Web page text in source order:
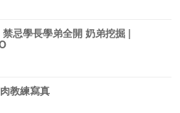
忌學長學弟全開 奶弟挖掘 |
教練寫真